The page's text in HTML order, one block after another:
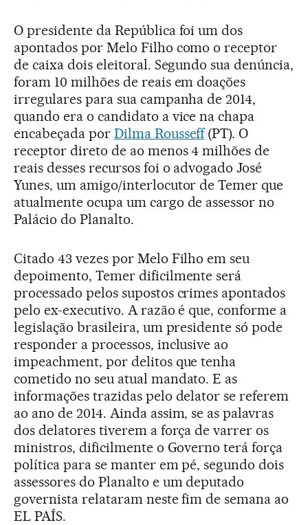
O presidente da República foi um dos
apontados por Melo Filho como o receptor
de caixa dois eleitoral. Segundo sua denúncia,
foram 10 milhões de reais em doações
irregulares para sua campanha de 2014,
quando era o candidato a vice na chapa
encabeçada por Dilma Rousseff(PT). O
receptor direto de ao menos 4 milhões de
reais desses recursos foi o advogado José
Yunes, um amigo/interlocutor de Temer que
atualmente ocupa um cargo de assessor no
Palácio do Planalto.
Citado 43 vezes por Melo Filho em seu
depoimento, Temer dificilmente será
processado pelos supostos crimes apontados
pelo ex-executivo. A razão é que, conforme a
legislação brasileira, um presidente só pode
responder a processos, inclusive ao
impeachment, por delitos que tenha
cometido no seu atual mandato. E as
informações trazidas pelo delator se referem
ao ano de 2014. Ainda assim, se as palavras
dos delatores tiverem a força de varrer os
ministros, dificilmente o Governo terá força
política para se manter em pé, segundo dois
assessores do Planalto e um deputado
governista relataram neste fim de semana ao
EL PAÍS.